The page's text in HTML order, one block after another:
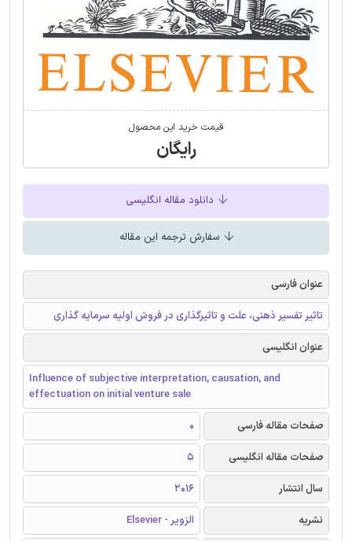
قیمت خرید این محصول
رایگان
دانلود مقاله انگلیسی
سفارش ترجمه این مقاله
عنوان فارسی
تاثیر تفسیر ذهنی، علت و تاثیرگذاری در فروش اولیه سرمایه گذاری
عنوان انگلیسی
Influence of subjective interpretation, causation, and
effectuation on initial venture sale
صفحات مقاله فارسی
0
صفحات مقاله انگلیسی
5
سال انتشار
2016
نشریه
الزویر - Elsevier